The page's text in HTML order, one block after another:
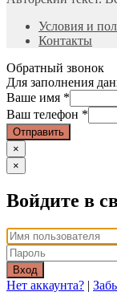
Условия и
Контакты
Обратный звонок
Для заполнения
Ваше имя *
Ваш телефон *
Отправить
×
×
Войдите в
Вход
Нет аккаунта? |